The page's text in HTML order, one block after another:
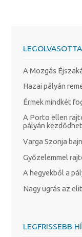
A Mozgás
Hazai pályán
Érmek mindkét
A Porto ellen
pályán
Varga Szonja
Győzelemmel
A hegyekből a
Nagy ugrás az
LEGFRISSEBB